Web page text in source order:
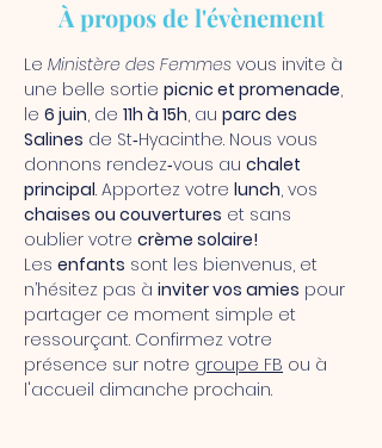
À propos de l'évènement
Le Ministère des Femmes vous invite à
une belle sortie picnic et promenade,
le 6 juin, de 11h à 15h, au parc des
Salines de St‑Hyacinthe. Nous vous
donnons rendez‑vous au chalet
principal. Apportez votre lunch, vos
chaises ou couvertures et sans
oublier votre crème solaire!
Les enfants sont les bienvenus, et
n’hésitez pas à inviter vos amies pour
partager ce moment simple et
ressourçant. Confirmez votre
présence sur notre groupe FB ou à
l'accueil dimanche prochain.